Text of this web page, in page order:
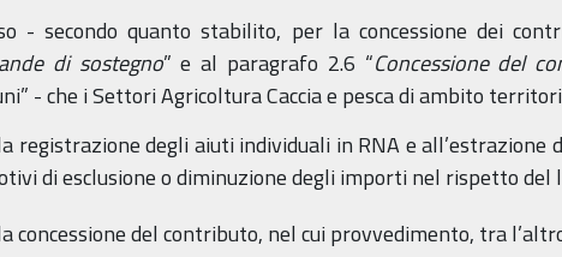
- secondo quanto stabilito, per la concessione dei
di sostegno” e al paragrafo 2.6 “Concessione del
- che i Settori Agricoltura Caccia e pesca di ambito
registrazione degli aiuti individuali in RNA e all’estrazione
di esclusione o diminuzione degli importi nel rispetto del
concessione del contributo, nel cui provvedimento, tra